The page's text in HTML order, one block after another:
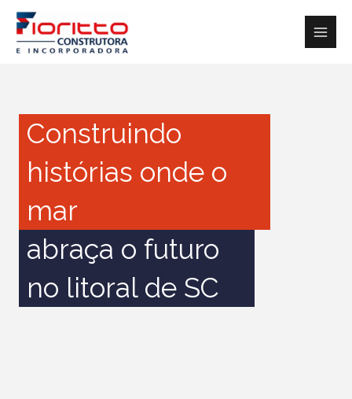
para
Construindo
histórias onde o
mar
abraça o futuro
no litoral de SC